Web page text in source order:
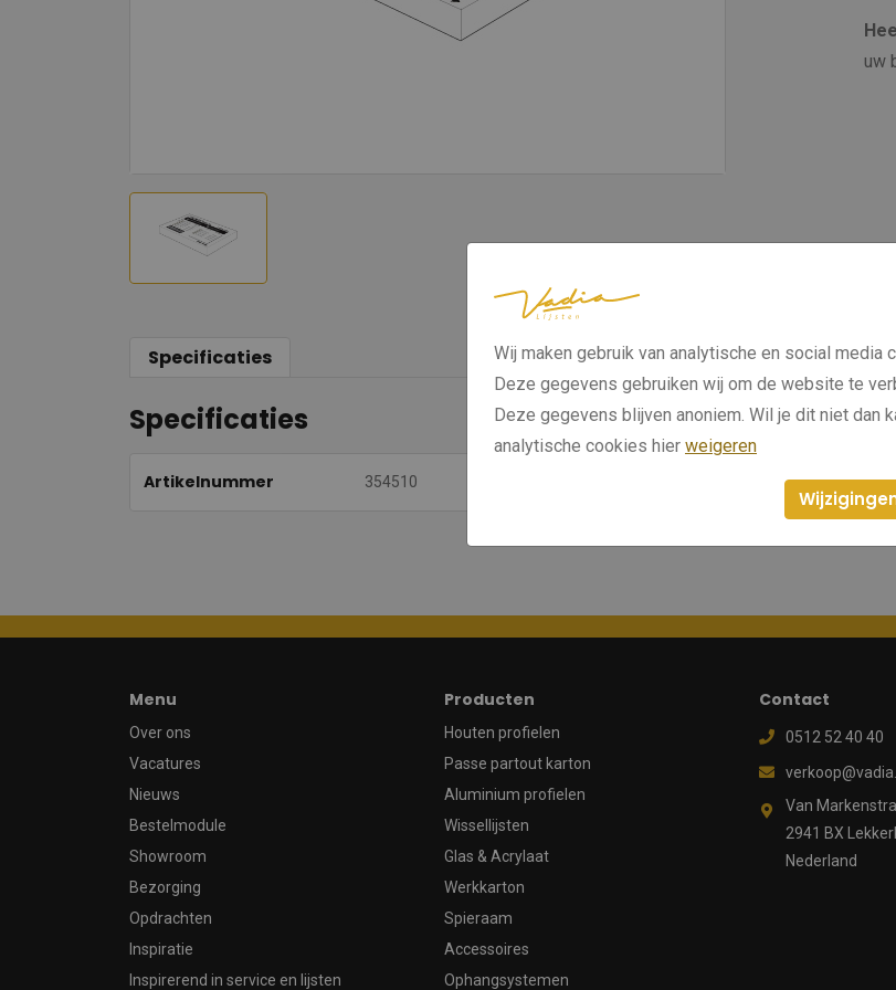
uw
Specificaties
Specificaties
Artikelnummer 354510
Menu
Over ons
Vacatures
Nieuws
Bestelmodule
Showroom
Bezorging
Opdrachten
Inspiratie
Inspirerend in service en lijsten
Producten
Houten profielen
Passe partout karton
Aluminium profielen
Wissellijsten
Glas & Acrylaat
Werkkarton
Spieraam
Accessoires
Ophangsystemen
Contact
0512 52 40 40
Van
2941 BX
Nederland
Wij maken gebruik van analytische en social media
Deze gegevens gebruiken wij om de website te
Deze gegevens blijven anoniem. Wil je dit niet dan
analytische cookies hier weigeren